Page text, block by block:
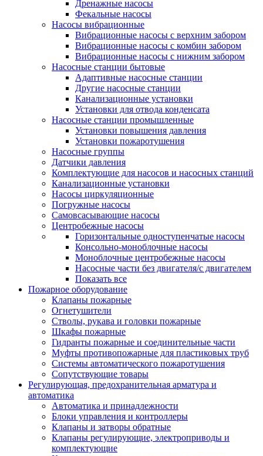
Дренажные насосы
Фекальные насосы
Насосы вибрационные
Вибрационные насосы с верхним забором
Вибрационные насосы с комбин забором
Вибрационные насосы с нижним забором
Насосные станции бытовые
Адаптивные насосные станции
Другие насосные станции
Канализационные установки
Установки для отвода конденсата
Насосные станции промышленные
Установки повышения давления
Установки пожаротушения
Насосные группы
Датчики давления
Комплектующие для насосов и насосных станций
Канализационные установки
Насосы циркуляционные
Погружные насосы
Самовсасывающие насосы
Центробежные насосы
Горизонтальные одноступенчатые насосы
Консольно-моноблочные насосы
Моноблочные центробежные насосы
Насосные части без двигателя/с двигателем
Показать все
Пожарное оборудование
Клапаны пожарные
Огнетушители
Стволы, рукава и головки пожарные
Шкафы пожарные
Гидранты пожарные и соединительные части
Муфты противопожарные для пластиковых труб
Системы автоматического пожаротушения
Сопутствующие товары
Регулирующая, предохранительная арматура и
автоматика
Автоматика и принадлежности
Блоки управления и контроллеры
Клапаны и затворы обратные
Клапаны регулирующие, электроприводы и
комплектующие